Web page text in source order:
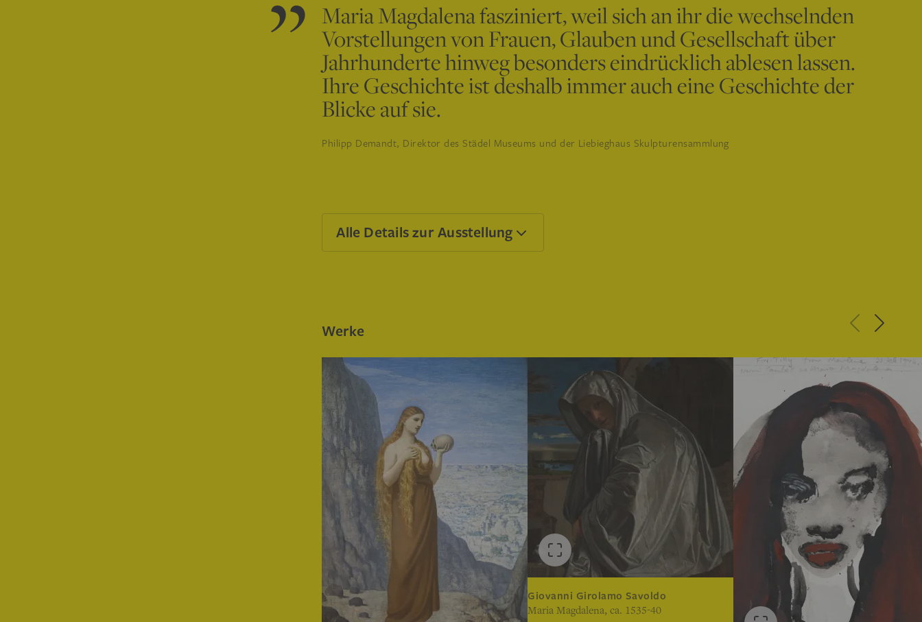
Maria Magdalena fasziniert, weil sich an ihr die wechselnden
Vorstellungen von Frauen, Glauben und Gesellschaft über
Jahrhunderte hinweg besonders eindrücklich ablesen lassen.
Ihre Geschichte ist deshalb immer auch eine Geschichte der
Blicke auf sie.
Philipp Demandt, Direktor des Städel Museums und der Liebieghaus Skulpturensammlung
Alle Details zur Ausstellung
Werke
Giovanni Girolamo Savoldo
Maria Magdalena, ca. 1535-40